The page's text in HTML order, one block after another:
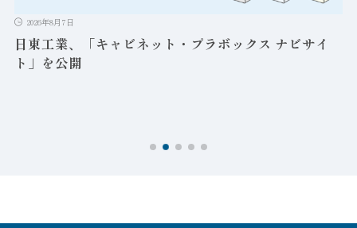
2026年8月7日
日東工業、「キャビネット・プラボックス ナビサイ
ト」を公開